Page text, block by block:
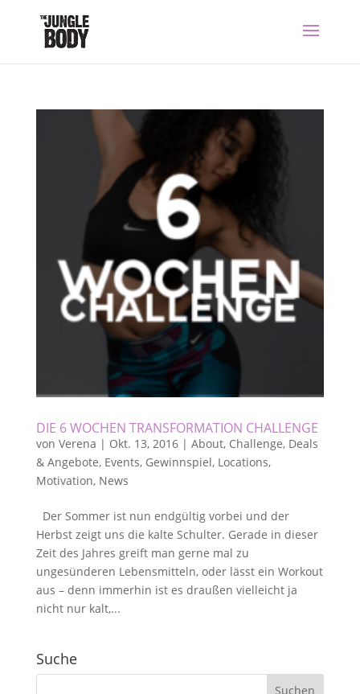
DIE 6 WOCHEN TRANSFORMATION CHALLENGE
von Verena | Okt. 13, 2016| About, Challenge, Deals
& Angebote, Events, Gewinnspiel, Locations,
Motivation, News
Der Sommer ist nun endgültig vorbei und der
Herbst zeigt uns die kalte Schulter. Gerade in dieser
Zeit des Jahres greift man gerne mal zu
ungesünderen Lebensmitteln, oder lässt ein Workout
aus – denn immerhin ist es draußen vielleicht ja
nicht nur kalt,...
Suche